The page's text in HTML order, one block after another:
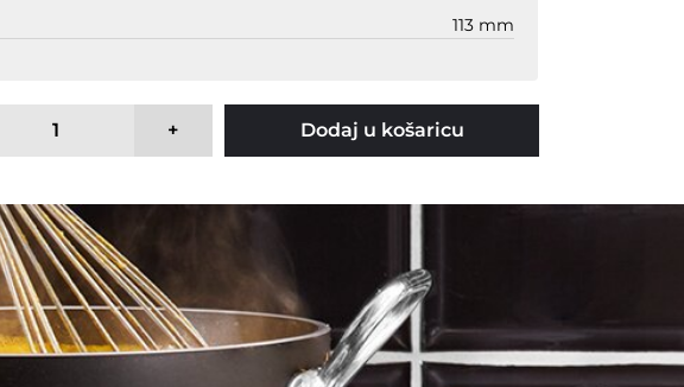
113 mm
+ Dodaj u košaricu